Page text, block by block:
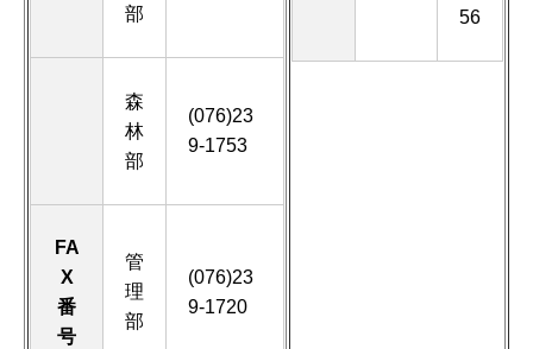
部
森
林
部
(076)23
9-1753
FA
X
番
号
管
理
部
(076)23
9-1720
56